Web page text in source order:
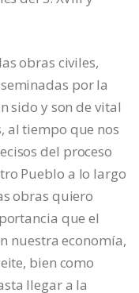
obras civiles,
por la
sido y son de vital
al tiempo que nos
del proceso
Pueblo a lo largo
obras quiero
que el
nuestra economía,
bien como
llegar a la